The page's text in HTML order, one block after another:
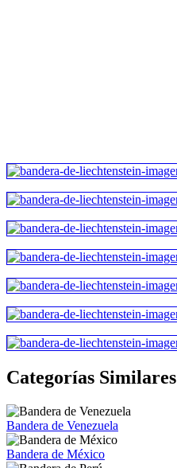
Categorías Similares
Bandera de Venezuela
Bandera de México